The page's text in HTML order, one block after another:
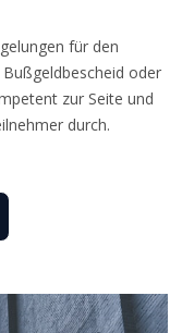
für den
oder
zur Seite und
durch.